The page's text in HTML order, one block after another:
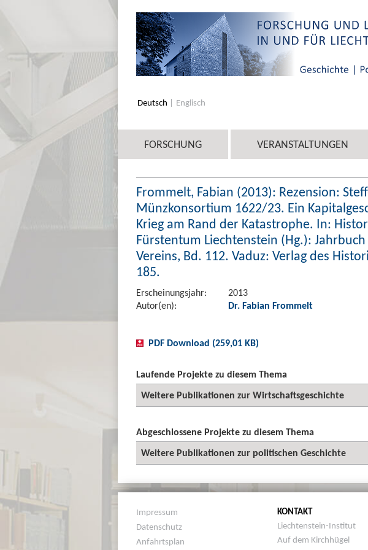
Deutsch Englisch
FORSCHUNG VERANSTALTUNGEN
Frommelt, Fabian (2013): Rezension:
Münzkonsortium 1622/23. Ein
Krieg am Rand der Katastrophe. In:
Fürstentum Liechtenstein (Hg.):
Vereins, Bd. 112. Vaduz: Verlag des
185.
Erscheinungsjahr:
2013
Autor(en):
Dr. Fabian Frommelt
PDF Download (259,01 KB)
Laufende Projekte zu diesem Thema
Weitere Publikationen zur Wirtschaftsgeschichte
Abgeschlossene Projekte zu diesem Thema
Weitere Publikationen zur politischen Geschichte
Impressum
Datenschutz
Anfahrtsplan
KONTAKT
Liechtenstein-Institut
Auf dem Kirchhügel